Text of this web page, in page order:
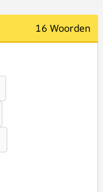
16 Woorden